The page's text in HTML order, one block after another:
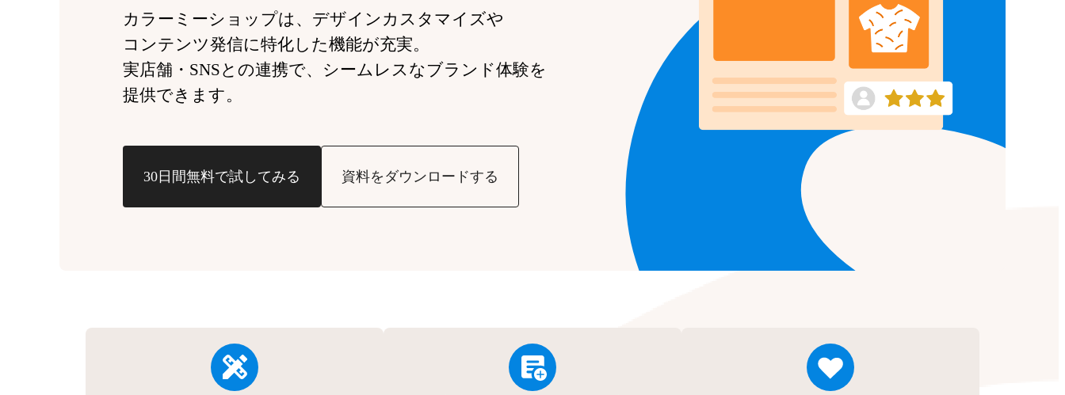
カラーミーショップは、 デザインカスタマイズや
コンテンツ発信に特化した機能が充実。
実店舗・SNSとの連携で、 シームレスなブランド体験を
提供できます。
30日間無料で試してみる 資料をダウンロードする